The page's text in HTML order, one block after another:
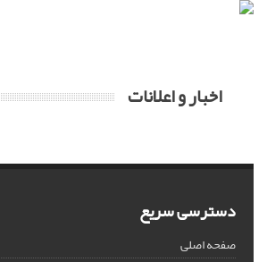
اخبار و اعلانات
دسترسی سریع
صفحه اصلی